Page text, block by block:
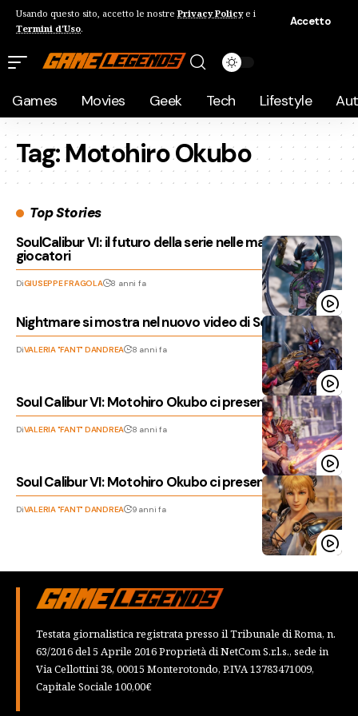
Usando questo sito, accetto le nostre Privacy Policye i
Termini d'Uso.
Accetto
Games Movies Geek Tech Lifestyle
Tag:Motohiro Okubo
Top Stories
SoulCalibur VI: il futuro della serie nelle mani dei
giocatori
DiGIUSEPPE FRAGOLA 8 anni fa
Nightmare si mostra nel nuovo video di Soul Calibur VI!
DiVALERIA "FANT" DANDREA 8 anni fa
Soul Calibur VI: Motohiro Okubo ci presenta Mitsurugi
DiVALERIA "FANT" DANDREA 8 anni fa
Soul Calibur VI: Motohiro Okubo ci presenta Sophitia!
DiVALERIA "FANT" DANDREA 9 anni fa
Testata giornalistica registrata presso il Tribunale di Roma, n.
63/2016 del 5 Aprile 2016 Proprietà di NetCom S.r.l.s., sede in
Via Cellottini 38, 00015 Monterotondo, P.IVA 13783471009,
Capitale Sociale 100,00€